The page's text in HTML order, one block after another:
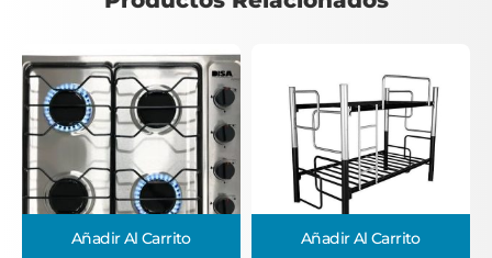
Añadir Al Carrito Añadir Al Carrito